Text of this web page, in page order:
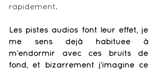
rapidement.
Les pistes audios font leur effet, je
me sens déjà habituée à
m’endormir avec ces bruits de
fond, et bizarrement j’imagine ce